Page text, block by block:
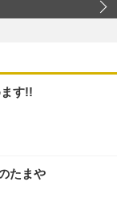
す!!
たまや